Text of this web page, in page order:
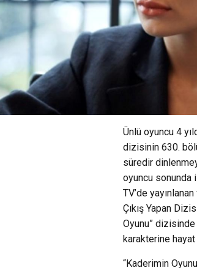
Ünlü oyuncu 4
dizisinin 630.
süredir
oyuncu sonunda
TV’de
Çıkış Yapan
Oyunu” dizisinde
karakterine
“Kaderimin